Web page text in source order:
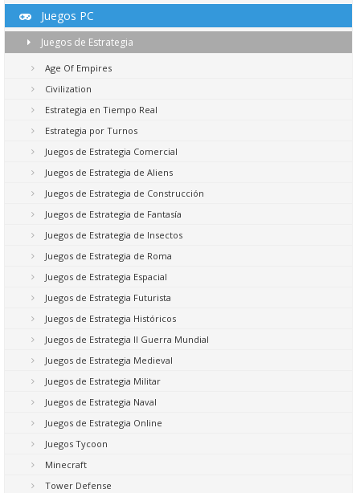
Juegos PC
Juegos de Estrategia
Age Of Empires
Civilization
Estrategia en Tiempo Real
Estrategia por Turnos
Juegos de Estrategia Comercial
Juegos de Estrategia de Aliens
Juegos de Estrategia de Construcción
Juegos de Estrategia de Fantasía
Juegos de Estrategia de Insectos
Juegos de Estrategia de Roma
Juegos de Estrategia Espacial
Juegos de Estrategia Futurista
Juegos de Estrategia Históricos
Juegos de Estrategia II Guerra Mundial
Juegos de Estrategia Medieval
Juegos de Estrategia Militar
Juegos de Estrategia Naval
Juegos de Estrategia Online
Juegos Tycoon
Minecraft
Tower Defense